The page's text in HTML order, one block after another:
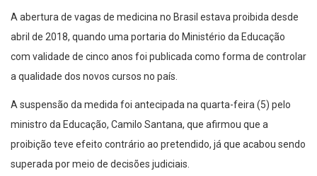
A abertura de vagas de medicina no Brasil estava proibida desde
abril de 2018, quando uma portaria do Ministério da Educação
com validade de cinco anos foi publicada como forma de controlar
a qualidade dos novos cursos no país.
A suspensão da medida foi antecipada na quarta-feira (5) pelo
ministro da Educação, Camilo Santana, que afirmou que a
proibição teve efeito contrário ao pretendido, já que acabou sendo
superada por meio de decisões judiciais.